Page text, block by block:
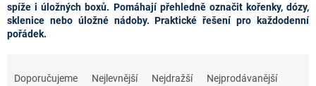
spíže i úložných boxů. Pomáhají přehledně označit kořenky, dózy,
sklenice nebo úložné nádoby. Praktické řešení pro každodenní
pořádek.
Doporučujeme Nejlevnější Nejdražší Nejprodávanější